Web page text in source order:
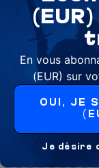
En vous
(EUR) sur
OUI, JE
Je désire